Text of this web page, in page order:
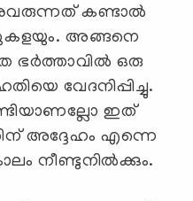
കണ്ടാല്‍
അങ്ങനെ
ഭര്‍ത്താവില്‍ ഒരു
വേദനിപ്പിച്ചു.
ഇത്
അദ്ദേഹം എന്നെ
നീണ്ടുനില്‍ക്കും.